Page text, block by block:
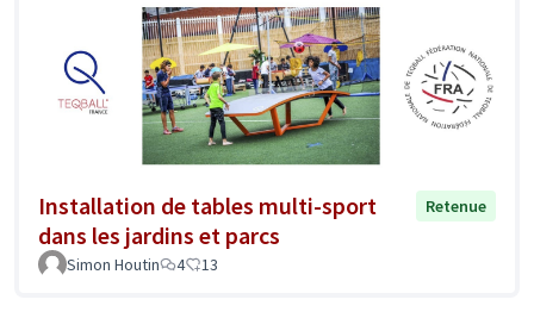
Installation de tables multi-sport
dans les jardins et parcs
Retenue
Simon Houtin 4 13